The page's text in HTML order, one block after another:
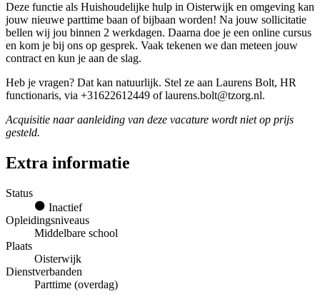
Deze functie als Huishoudelijke hulp in Oisterwijk en omgeving kan
jouw nieuwe parttime baan of bijbaan worden! Na jouw sollicitatie
bellen wij jou binnen 2 werkdagen. Daarna doe je een online cursus
en kom je bij ons op gesprek. Vaak tekenen we dan meteen jouw
contract en kun je aan de slag.
Heb je vragen? Dat kan natuurlijk. Stel ze aan Laurens Bolt, HR
functionaris, via +31622612449 of laurens.bolt@tzorg.nl.
Acquisitie naar aanleiding van deze vacature wordt niet op prijs
gesteld.
Extra informatie
Status
Inactief
Opleidingsniveaus
Middelbare school
Plaats
Oisterwijk
Dienstverbanden
Parttime (overdag)